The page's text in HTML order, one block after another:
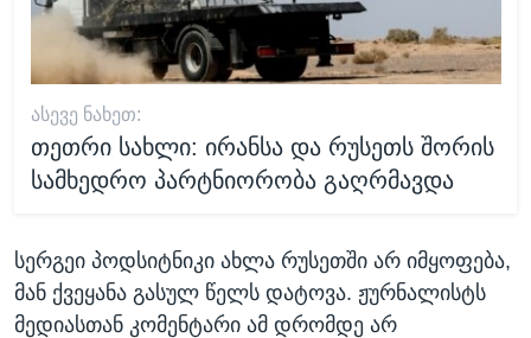
ᲐᲡᲔᲕᲔ ᲜᲐᲮᲔᲗ:
თეთრი სახლი: ირანსა და რუსეთს შორის
სამხედრო პარტნიორობა გაღრმავდა
სერგეი პოდსიტნიკი ახლა რუსეთში არ იმყოფება,
მან ქვეყანა გასულ წელს დატოვა. ჟურნალისტს
მედიასთან კომენტარი ამ დრომდე არ